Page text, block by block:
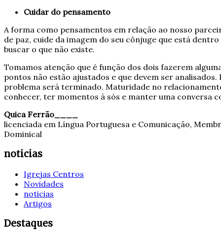
Cuidar do pensamento
A forma como pensamentos em relação ao nosso
de paz, cuide da imagem do seu cônjuge que está
buscar o que não existe.
Tomamos atenção que é função dos dois fazerem
pontos não estão ajustados e que devem ser
problema será terminado. Maturidade no
conhecer, ter momentos à sós e manter uma conversa
Quica Ferrão____
licenciada em Língua Portuguesa e Comunicação,
Dominical
noticias
Igrejas Centros
Novidades
noticias
Artigos
Destaques